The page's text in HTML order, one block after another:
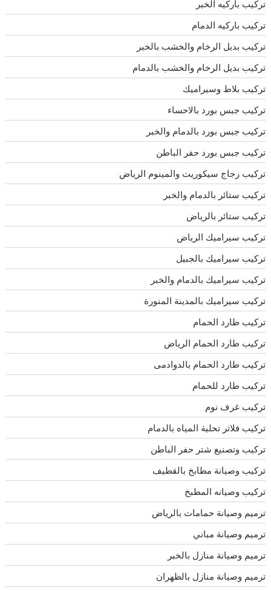
تركيب باركيه الخبر
تركيب باركيه الدمام
تركيب بديل الرخام والخشب بالخبر
تركيب بديل الرخام والخشب بالدمام
تركيب بلاط وسيراميك
تركيب جبس بورد بالاحساء
تركيب جبس بورد بالدمام والخبر
تركيب جبس بورد حفر الباطن
تركيب زجاج سيكوريت والمينوم الرياض
تركيب ستائر بالدمام والخبر
تركيب ستائر بالرياض
تركيب سيراميك الرياض
تركيب سيراميك بالجبيل
تركيب سيراميك بالدمام والخبر
تركيب سيراميك بالمدينة المنورة
تركيب طارد الحمام
تركيب طارد الحمام الرياض
تركيب طارد الحمام بالدوادمى
تركيب طارد للحمام
تركيب غرف نوم
تركيب فلاتر تحلية المياه بالدمام
تركيب وتصنيع شتر حفر الباطن
تركيب وصيانة مطابخ بالقطيف
تركيب وصيانه المطبخ
ترميم وصيانة حمامات بالرياض
ترميم وصيانة مباني
ترميم وصيانة منازل بالخبر
ترميم وصيانة منازل بالظهران